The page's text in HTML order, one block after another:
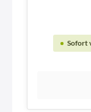
Sofort